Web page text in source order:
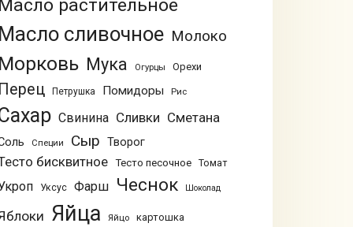
растительное
сливочное Молоко
Мука Огурцы Орехи
Петрушка Помидоры Рис
Свинина Сливки Сметана
Специи Сыр Творог
бисквитное Тесто песочное Томат
Уксус Фарш Чеснок Шоколад
Яйца Яйцо картошка